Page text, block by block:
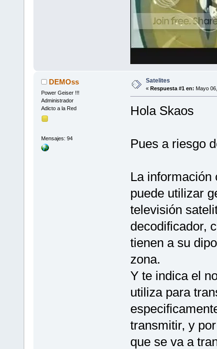
DEMOss
Power Geiser !!!
Administrador
Adicto a la Red
Mensajes: 94
Satelites
« Respuesta #1 en: Mayo
Hola Skaos
Pues a riesgo
La información
puede utilizar
televisión
decodificador,
tienen a su
zona.
Y te indica el
utiliza para
transmitir, y
que se va a